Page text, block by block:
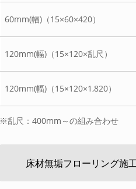
60mm(幅)（15×60×420）
120mm(幅)（15×120×乱尺）
120mm(幅)（15×120×1,820）
※乱尺：400mm～の組み合わせ
床材無垢フローリング施